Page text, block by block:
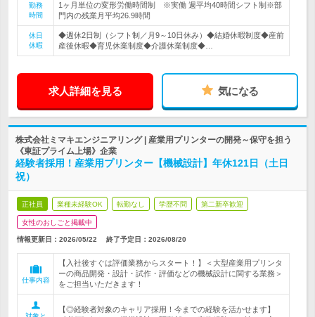
勤務
時間
1ヶ月単位の変形労働時間制 ※実働 週平均40時間シフト制※部
門内の残業月平均26.9時間
休日
休暇
◆週休2日制（シフト制／月9～10日休み）◆結婚休暇制度◆産前
産後休暇◆育児休業制度◆介護休業制度◆…
求人詳細を見る 気になる
株式会社ミマキエンジニアリング | 産業用プリンターの開発～保守を担う
《東証プライム上場》企業
経験者採用！産業用プリンター【機械設計】年休121日（土日
祝）
正社員 業種未経験OK 転勤なし 学歴不問 第二新卒歓迎
女性のおしごと掲載中
情報更新日：2026/05/22 終了予定日： 2026/08/20
仕事内容
【入社後すぐは評価業務からスタート！】＜大型産業用プリンタ
ーの商品開発・設計・試作・評価などの機械設計に関する業務＞
をご担当いただきます！
【◎経験者対象のキャリア採用！今までの経験を活かせます】